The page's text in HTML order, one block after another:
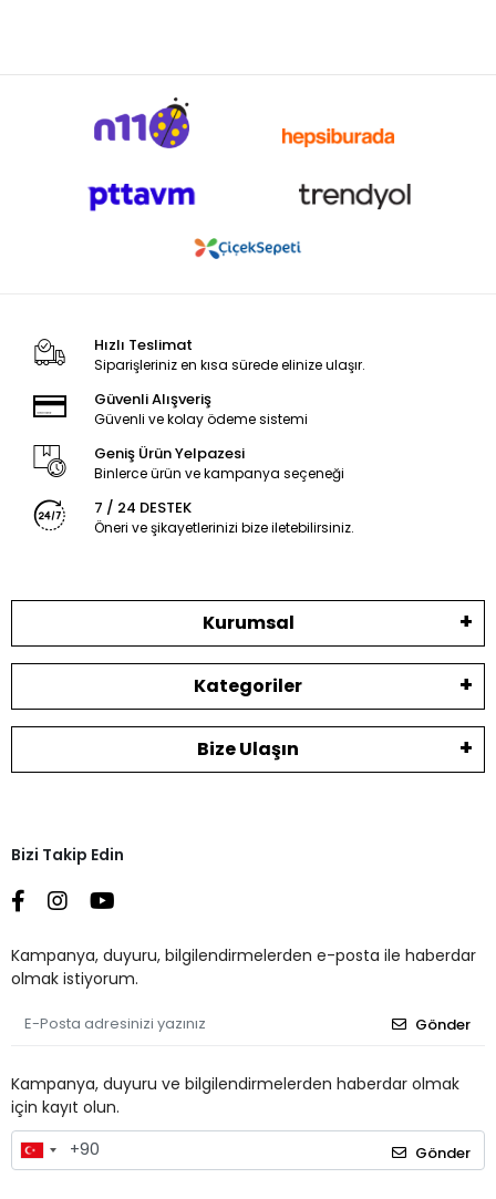
Hızlı Teslimat
Siparişleriniz en kısa sürede elinize ulaşır.
Güvenli Alışveriş
Güvenli ve kolay ödeme sistemi
Geniş Ürün Yelpazesi
Binlerce ürün ve kampanya seçeneği
7 / 24 DESTEK
Öneri ve şikayetlerinizi bize iletebilirsiniz.
Kurumsal
Kategoriler
Bize Ulaşın
Bizi Takip Edin
Kampanya, duyuru, bilgilendirmelerden e-posta ile haberdar
olmak istiyorum.
Gönder
Kampanya, duyuru ve bilgilendirmelerden haberdar olmak
için kayıt olun.
Gönder